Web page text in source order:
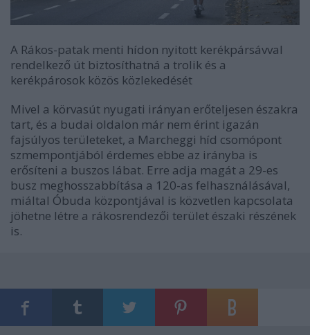
A Rákos-patak menti hídon nyitott kerékpársávval
rendelkező út biztosíthatná a trolik és a
kerékpárosok közös közlekedését
Mivel a körvasút nyugati irányan erőteljesen északra
tart, és a budai oldalon már nem érint igazán
fajsúlyos területeket, a Marcheggi híd csomópont
szmempontjából érdemes ebbe az irányba is
erősíteni a buszos lábat. Erre adja magát a 29-es
busz meghosszabbítása a 120-as felhasználásával,
miáltal Óbuda központjával is közvetlen kapcsolata
jöhetne létre a rákosrendezői terület északi részének
is.